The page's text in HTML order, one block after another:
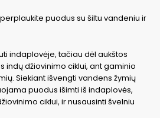
puodus su šiltu vandeniu ir
indaplovėje, tačiau dėl aukštos
indų džiovinimo ciklui, ant gaminio
Siekiant išvengti vandens žymių
puodus išimti iš indaplovės,
ciklui, ir nusausinti švelniu